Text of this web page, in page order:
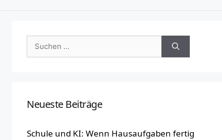
Suchen
nach:
Neueste Beiträge
Schule und KI: Wenn Hausaufgaben fertig